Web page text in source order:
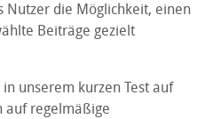
Nutzer die Möglichkeit, einen
Beiträge gezielt
unserem kurzen Test auf
auf regelmäßige